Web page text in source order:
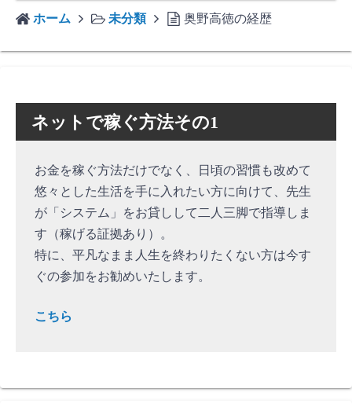
ホーム 未分類 奥野高徳の経歴
ネットで稼ぐ方法その1
お金を稼ぐ方法だけでなく、日頃の習慣も改めて
悠々とした生活を手に入れたい方に向けて、先生
が「システム」をお貸しして二人三脚で指導しま
す（稼げる証拠あり）。
特に、平凡なまま人生を終わりたくない方は今す
ぐの参加をお勧めいたします。
こちら